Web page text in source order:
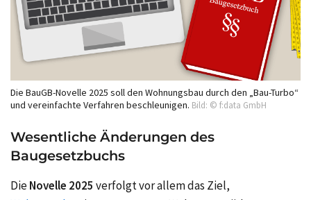
Die BauGB-Novelle 2025 soll den Wohnungsbau durch den „Bau-Turbo“
und vereinfachte Verfahren beschleunigen. Bild: © f:data GmbH
Wesentliche Änderungen des
Baugesetzbuchs
DieNovelle 2025 verfolgt vor allem das Ziel,